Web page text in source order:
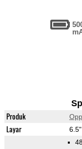
Produk
Layar